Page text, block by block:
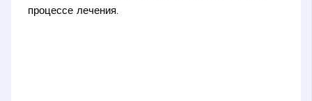
процессе лечения.